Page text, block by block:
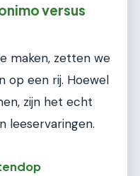
versus
maken, zetten we
op een rij. Hoewel
zijn het echt
leeservaringen.